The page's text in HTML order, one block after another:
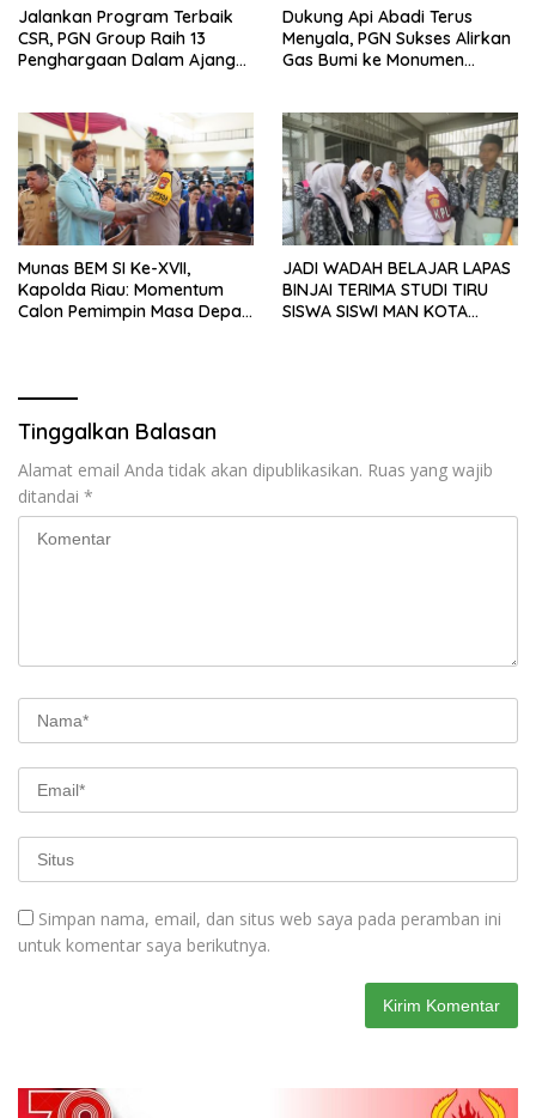
Jalankan Program Terbaik
CSR, PGN Group Raih 13
Penghargaan Dalam Ajang
Dukung Api Abadi Terus
Menyala, PGN Sukses Alirkan
Gas Bumi ke Monumen
Munas BEM SI Ke-XVII,
Kapolda Riau: Momentum
Calon Pemimpin Masa Depan
JADI WADAH BELAJAR LAPAS
BINJAI TERIMA STUDI TIRU
SISWA SISWI MAN KOTA
Tinggalkan Balasan
Alamat email Anda tidak akan dipublikasikan. Ruas yang wajib
ditandai *
Simpan nama, email, dan situs web saya pada peramban ini
untuk komentar saya berikutnya.